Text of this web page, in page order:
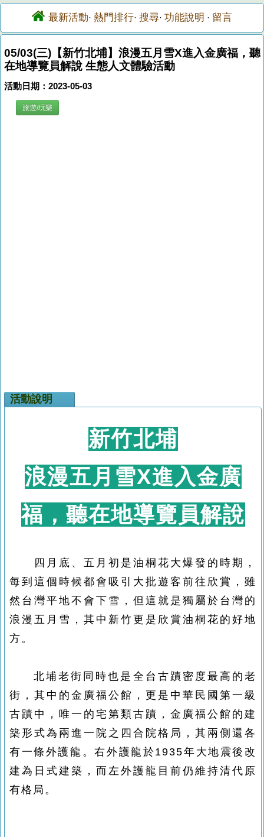
最新活動· 熱門排行· 搜尋· 功能說明 · 留言
05/03(三)【新竹北埔】浪漫五月雪X進入金廣福，聽
在地導覽員解說 生態人文體驗活動
活動日期：2023-05-03
旅遊/玩樂
活動說明
新竹北埔
浪漫五月雪X進入金廣
福，聽在地導覽員解說
四月底、五月初是油桐花大爆發的時期，
每到這個時候都會吸引大批遊客前往欣賞，雖
然台灣平地不會下雪，但這就是獨屬於台灣的
浪漫五月雪，其中新竹更是欣賞油桐花的好地
方。
北埔老街同時也是全台古蹟密度最高的老
街，其中的金廣福公館，更是中華民國第一級
古蹟中，唯一的宅第類古蹟， 金廣福公館的建
築形式為兩進一院之 四合院格局，其兩側還各
有一條外護龍 。右外護龍於1935年大地震後改
建為日式建築，而左外護龍目前仍維持清代原
有格局。